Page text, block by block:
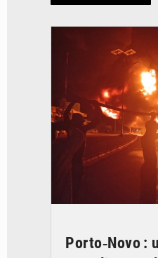
Porto‑Novo :